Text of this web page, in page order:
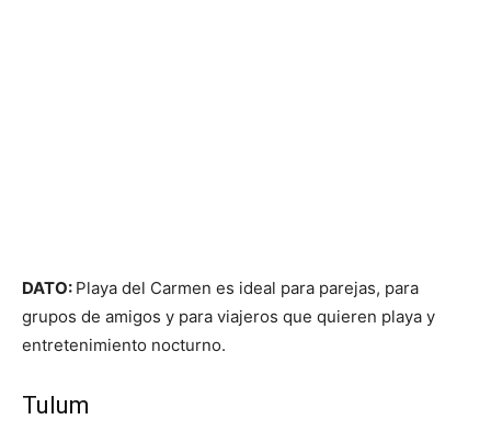
DATO: Playa del Carmen es ideal para parejas, para
grupos de amigos y para viajeros que quieren playa y
entretenimiento nocturno.
Tulum